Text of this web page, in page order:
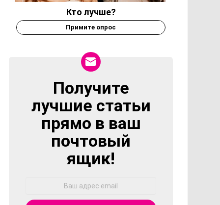
Кто лучше?
Примите опрос
NEWSLETTER
Получите
лучшие статьи
прямо в ваш
почтовый
ящик!